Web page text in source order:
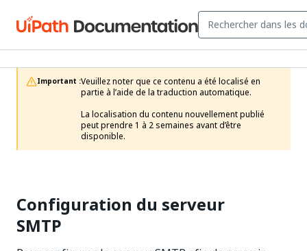
Important :Veuillez noter que ce contenu a été localisé en
partie à l’aide de la traduction automatique.
La localisation du contenu nouvellement publié
peut prendre 1 à 2 semaines avant d’être
disponible.
Configuration du serveur
SMTP